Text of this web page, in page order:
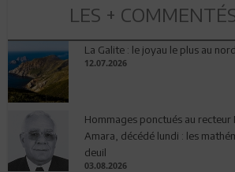
LES +
La Galite : le joyau le plus au
12.07.2026
Hommages ponctués au recteur
Amara, décédé lundi : les
deuil
03.08.2026